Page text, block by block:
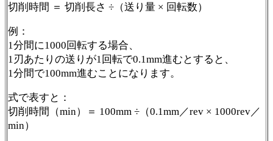
切削時間 ＝ 切削長さ ÷（送り量 × 回転数）
例：
1分間に1000回転する場合、
1刃あたりの送りが1回転で0.1mm進むとすると、
1分間で100mm進むことになります。
式で表すと：
切削時間（min）＝ 100mm ÷（0.1mm／rev × 1000rev／
min）